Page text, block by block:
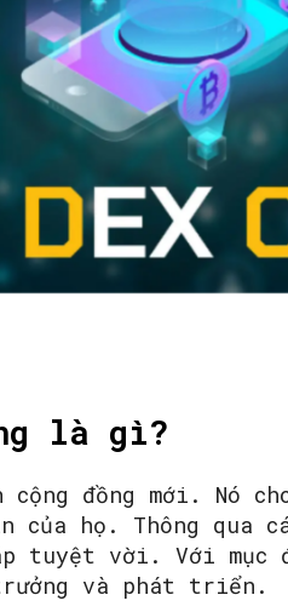
là gì?
đồng mới. Nó
của họ. Thông qua
tuyệt vời. Với
và phát triển.